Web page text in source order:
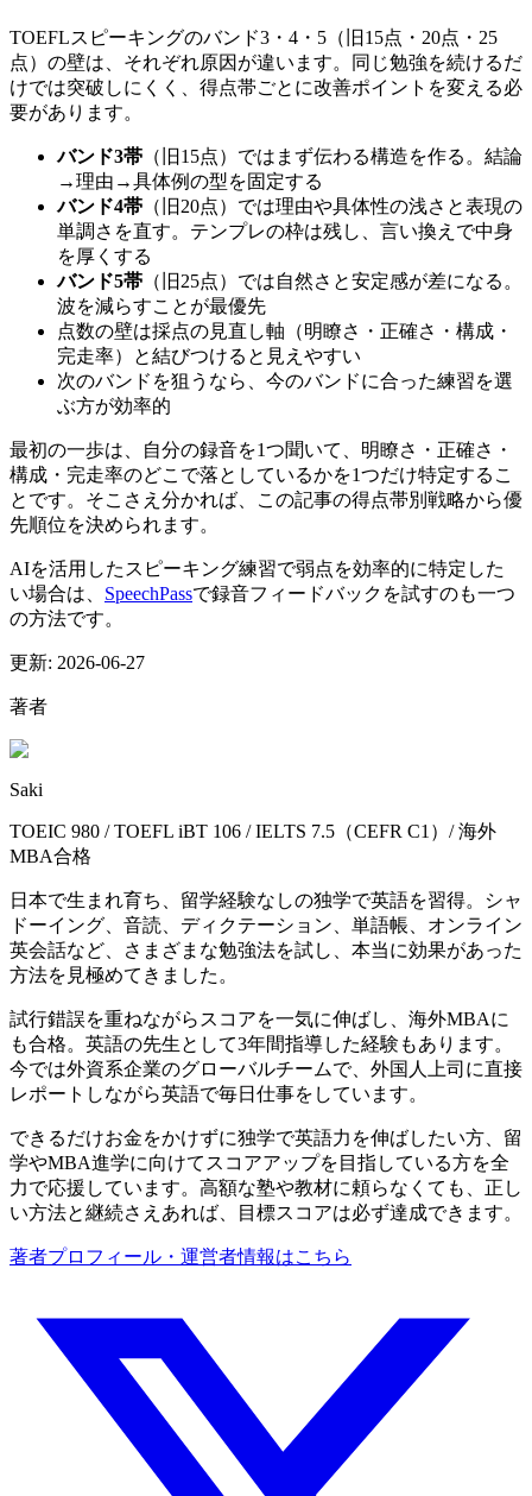
TOEFLスピーキングのバンド3・4・5（旧15点・20点・25
点）の壁は、それぞれ原因が違います。同じ勉強を続けるだ
けでは突破しにくく、得点帯ごとに改善ポイントを変える必
要があります。
バンド3帯 （旧15点）ではまず伝わる構造を作る。結論
→理由→具体例の型を固定する
バンド4帯 （旧20点）では理由や具体性の浅さと表現の
単調さを直す。テンプレの枠は残し、言い換えで中身
を厚くする
バンド5帯 （旧25点）では自然さと安定感が差になる。
波を減らすことが最優先
点数の壁は採点の見直し軸（明瞭さ・正確さ・構成・
完走率）と結びつけると見えやすい
次のバンドを狙うなら、今のバンドに合った練習を選
ぶ方が効率的
最初の一歩は、自分の録音を1つ聞いて、明瞭さ・正確さ・
構成・完走率のどこで落としているかを1つだけ特定するこ
とです。そこさえ分かれば、この記事の得点帯別戦略から優
先順位を決められます。
AIを活用したスピーキング練習で弱点を効率的に特定した
い場合は、 SpeechPassで録音フィードバックを試すのも一つ
の方法です。
更新: 2026-06-27
著者
Saki
TOEIC 980 / TOEFL iBT 106 / IELTS 7.5（CEFR C1）/ 海外
MBA合格
日本で生まれ育ち、留学経験なしの独学で英語を習得。シャ
ドーイング、音読、ディクテーション、単語帳、オンライン
英会話など、さまざまな勉強法を試し、本当に効果があった
方法を見極めてきました。
試行錯誤を重ねながらスコアを一気に伸ばし、海外MBAに
も合格。英語の先生として3年間指導した経験もあります。
今では外資系企業のグローバルチームで、外国人上司に直接
レポートしながら英語で毎日仕事をしています。
できるだけお金をかけずに独学で英語力を伸ばしたい方、留
学やMBA進学に向けてスコアアップを目指している方を全
力で応援しています。高額な塾や教材に頼らなくても、正し
い方法と継続さえあれば、目標スコアは必ず達成できます。
著者プロフィール・運営者情報はこちら